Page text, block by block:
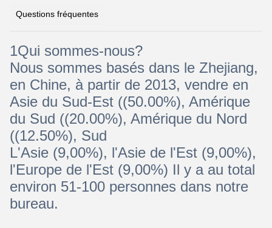
Questions fréquentes
1Qui sommes-nous?
Nous sommes basés dans le Zhejiang,
en Chine, à partir de 2013, vendre en
Asie du Sud-Est ((50.00%), Amérique
du Sud ((20.00%), Amérique du Nord
((12.50%), Sud
L'Asie (9,00%), l'Asie de l'Est (9,00%),
l'Europe de l'Est (9,00%) Il y a au total
environ 51-100 personnes dans notre
bureau.